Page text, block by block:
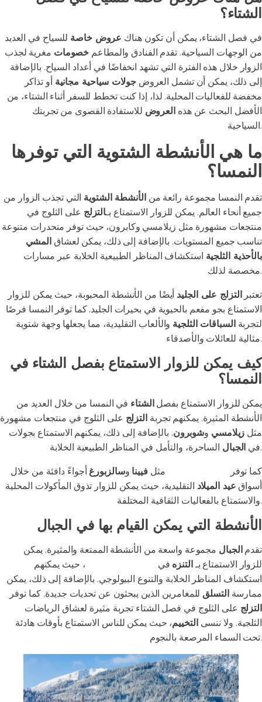
الشتاء؟
في فصل الشتاء، يمكن أن تكون هناك عروض خاصة للسياح في العديد
من الوجهات السياحية. تقدم الفنادق والمطاعم خصومات مغرية لجذب
الزوار خلال هذه الفترة التي تشهد انخفاضًا في أعداد السياح. بالإضافة
إلى ذلك، يمكن أن تشمل العروضجولات سياحية مجانية أو تذاكر
مخفضة للفعاليات المحلية. لذا، إذا كنت تخطط للسفر أثناء الشتاء، من
الأفضل البحث عن هذه العروض للاستفادة القصوى من تجربتك
السياحية.
ما هي الأنشطة الشتوية التي توفرها
النمسا؟
تقدم النمسا مجموعة رائعة من الأنشطة الشتوية التي تجذب الزوار من
جميع أنحاء العالم. يمكن للزوار الاستمتاع بـالتزلج على الثلوج في
منتجعات مشهورة مثل زيلامسي وكابرون، حيث توفر منحدرات متنوعة
تناسب جميع المستويات. بالإضافة إلى ذلك، يمكن لعشاق المشي
بالأحذية الثلجية استكشاف المناظر الطبيعية الخلابة عبر مسارات
مخصصة لذلك.
تعتبر التزلج على الجليد أيضًا من الأنشطة المحبوبة، حيث يمكن للزوار
الاستمتاع بجو مفعم بالحيوية في بحيرات الجليد. كما توفر النمسا فرصًا
لتجربة السباقات الثلجية والألعاب التقليدية، مما يجعلها وجهة شتوية
مثالية للعائلات والأصدقاء.
كيف يمكن للزوار الاستمتاع بفصل الشتاء في
النمسا؟
يمكن للزوار الاستمتاع بفصل الشتاء في النمسا من خلال العديد من
الأنشطة المثيرة. يمكنهم تجربة التزلج على الثلوج في منتجعات مشهورة
مثل زيلامسي وشوبرون. بالإضافة إلى ذلك، يمكنهم الاستمتاع بجولات
في الجبال الساحرة، والتأمل في المناظر الطبيعية الخلابة.
كما توفر مثل فيينا وسالزبورغ أجواءً دافئة من خلال
أسواق عيد الميلاد التقليدية، حيث يمكن للزوار تذوق المأكولات المحلية
والاستمتاع بالفعاليات الثقافية المختلفة.
الأنشطة التي يمكن القيام بها في الجبال
تقدم الجبال مجموعة واسعة من الأنشطة الممتعة والمثيرة. يمكن
للزوار الاستمتاع بـ التنزه في
، حيث يمكنهم
استكشاف المناظر الخلابة والتنوع البيولوجي. بالإضافة إلى ذلك، يمكن
ممارسة التسلق للمغامرين الذين يبحثون عن تحديات جديدة. كما توفر
التزلج على الثلوج في فصل الشتاء تجربة مثيرة لعشاق الرياضات
الثلجية. ولا ننسى التخييم، حيث يمكن للناس الاستمتاع بأوقات هادئة
تحت السماء المرصعة بالنجوم.